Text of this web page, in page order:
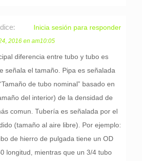
dice:
2016 en am10:05
diferencia entre tubo y tubo es
señala el tamaño. Pipa es señalada
de tubo nominal” basado en
del interior) de la densidad de
comun. Tubería es señalada por el
(tamaño al aire libre). Por ejemplo:
de hierro de pulgada tiene un OD
longitud, mientras que un 3/4 tubo
Inicia sesión para responder